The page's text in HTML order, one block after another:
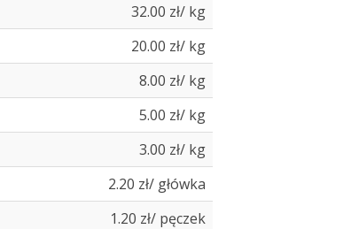
32.00 zł/ kg
20.00 zł/ kg
8.00 zł/ kg
5.00 zł/ kg
3.00 zł/ kg
2.20 zł/ główka
1.20 zł/ pęczek